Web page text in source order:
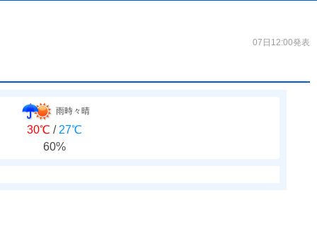
07日12:00発表
雨時々晴
30℃ / 27℃
60%